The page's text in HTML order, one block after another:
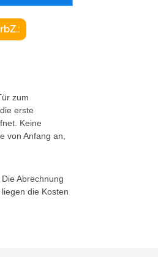
zum
erste
Keine
von Anfang an,
Abrechnung
die Kosten